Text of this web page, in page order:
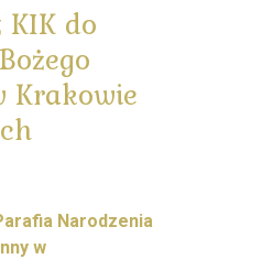
do
Krakowie
Narodzenia
w